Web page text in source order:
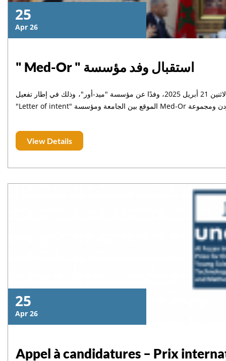
25
Apr 26
" Med-Or " استقبال وفد مؤسسة
استقبل الأستاذ خاليد مهدي، الرئيس بالنيابة لجامعة السلطان مولاي سليمان، يوم الاثنين 21 أبريل 2025، وفدًا عن مؤسسة "ميد-أور"، وذلك في إطار تفعيل
View Details
25
Apr 26
Appel à candidatures – Prix